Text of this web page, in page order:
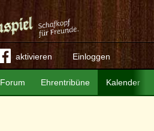
aktivieren Einloggen
Forum Ehrentribüne Kalender